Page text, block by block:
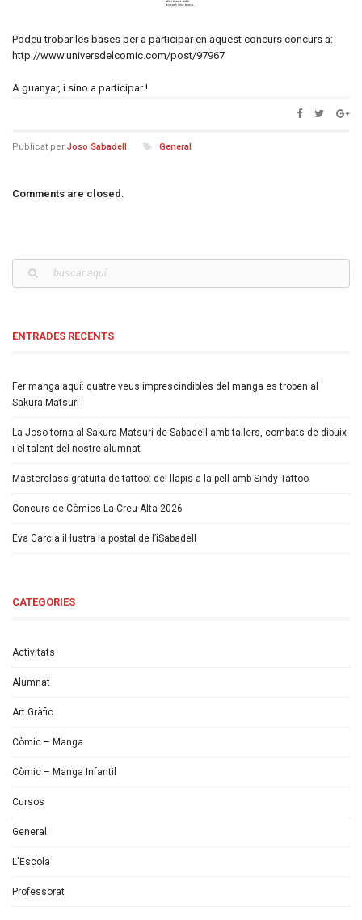
Podeu trobar les bases per a participar en aquest concurs concurs a:
http://www.universdelcomic.com/post/97967
A guanyar, i sino a participar !
Publicat per Joso Sabadell General
Comments are closed.
ENTRADES RECENTS
Fer manga aquí: quatre veus imprescindibles del manga es troben al
Sakura Matsuri
La Joso torna al Sakura Matsuri de Sabadell amb tallers, combats de dibuix
i el talent del nostre alumnat
Masterclass gratuïta de tattoo: del llapis a la pell amb Sindy Tattoo
Concurs de Còmics La Creu Alta 2026
Eva Garcia il·lustra la postal de l’iSabadell
CATEGORIES
Activitats
Alumnat
Art Gràfic
Còmic – Manga
Còmic – Manga Infantil
Cursos
General
L'Escola
Professorat